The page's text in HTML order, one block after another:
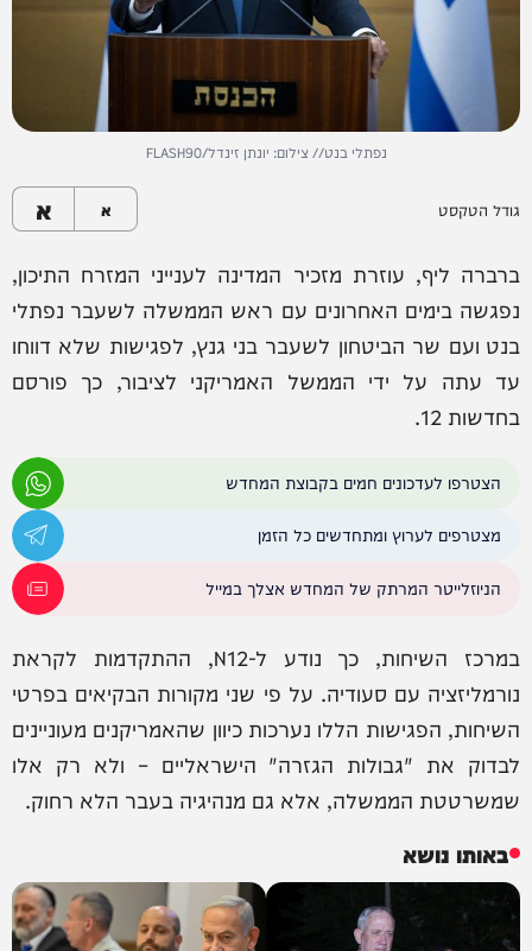
נפתלי בנט// צילום: יונתן זינדל/FLASH90
גודל הטקסט א א
ברברה ליף, עוזרת מזכיר המדינה לענייני המזרח התיכון,
נפגשה בימים האחרונים עם ראש הממשלה לשעבר נפתלי
בנט ועם שר הביטחון לשעבר בני גנץ, לפגישות שלא דווחו
עד עתה על ידי הממשל האמריקני לציבור, כך פורסם
בחדשות 12.
הצטרפו לעדכונים חמים בקבוצת המחדש
מצטרפים לערוץ ומתחדשים כל הזמן
הניוזלייטר המרתק של המחדש אצלך במייל
במרכז השיחות, כך נודע ל-N12, ההתקדמות לקראת
נורמליזציה עם סעודיה. על פי שני מקורות הבקיאים בפרטי
השיחות, הפגישות הללו נערכות כיוון שהאמריקנים מעוניינים
לבדוק את "גבולות הגזרה" הישראליים – ולא רק אלו
שמשרטטת הממשלה, אלא גם מנהיגיה בעבר הלא רחוק.
באותו נושא